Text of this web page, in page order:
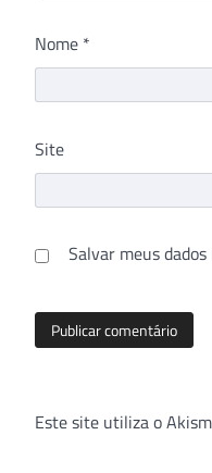
Nome *
Site
Salvar meus
Este site utiliza o